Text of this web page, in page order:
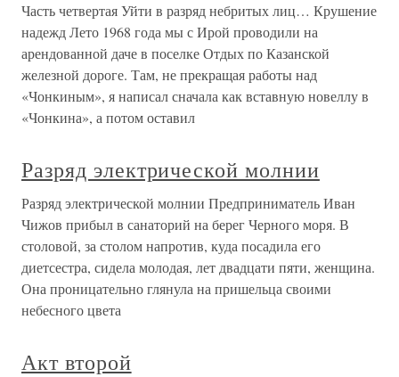
Часть четвертая Уйти в разряд небритых лиц… Крушение
надежд Лето 1968 года мы с Ирой проводили на
арендованной даче в поселке Отдых по Казанской
железной дороге. Там, не прекращая работы над
«Чонкиным», я написал сначала как вставную новеллу в
«Чонкина», а потом оставил
Разряд электрической молнии
Разряд электрической молнии Предприниматель Иван
Чижов прибыл в санаторий на берег Черного моря. В
столовой, за столом напротив, куда посадила его
диетсестра, сидела молодая, лет двадцати пяти, женщина.
Она проницательно глянула на пришельца своими
небесного цвета
Акт второй